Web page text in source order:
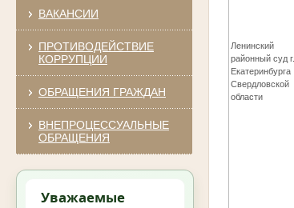
ВАКАНСИИ
ПРОТИВОДЕЙСТВИЕ
КОРРУПЦИИ
ОБРАЩЕНИЯ ГРАЖДАН
ВНЕПРОЦЕССУАЛЬНЫЕ
ОБРАЩЕНИЯ
Уважаемые
Ленинский
районный суд г.
Екатеринбурга
Свердловской
области